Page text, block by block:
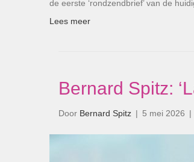
de eerste ‘rondzendbrief’ van de
Lees meer
Bernard Spitz:
Door Bernard Spitz | 5 mei 2026 |